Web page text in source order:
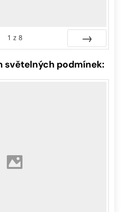
1 z 8
světelných podmínek: